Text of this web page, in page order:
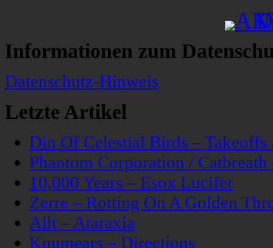
Informationen zum
Datenschutz-Hinweis
Letzte Artikel
Din Of Celestial Birds –
Phantom Corporation /
10,000 Years – Esox Lucifer
Zerre – Rotting On A Golden
Allt – Ataraxia
Knumears – Directions